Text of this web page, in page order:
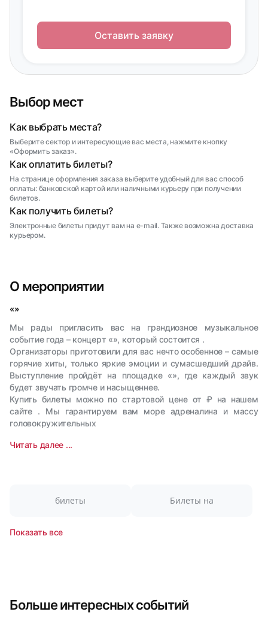
Выбор мест
Как выбрать места?
Выберите сектор и интересующие вас места, нажмите кнопку
«Оформить заказ».
Как оплатить билеты?
На странице оформления заказа выберите удобный для вас способ
оплаты: банковской картой или наличными курьеру при получении
билетов.
Как получить билеты?
Электронные билеты придут вам на e-mail. Также возможна доставка
курьером.
Оставить заявку
О мероприятии
«»
Мы рады пригласить вас на грандиозное музыкальное
событие года – концерт «», который состоится .
Организаторы приготовили для вас нечто особенное – самые
горячие хиты, только яркие эмоции и сумасшедший драйв.
Выступление пройдёт на площадке «», где каждый звук
будет звучать громче и насыщеннее.
Купить билеты можно по стартовой цене от ₽ на нашем
сайте . Мы гарантируем вам море адреналина и массу
головокружительных
Читать далее ...
билеты Билеты на
Показать все
Больше интересных событий